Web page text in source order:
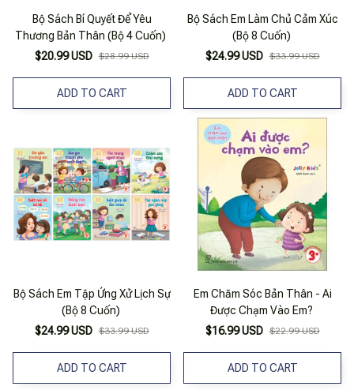
Bộ Sách Bí Quyết Để Yêu
Thương Bản Thân (Bộ 4 Cuốn)
$20.99 USD $28.99 USD
ADD TO CART
Bộ Sách Em Làm Chủ Cảm Xúc
(Bộ 8 Cuốn)
$24.99 USD $33.99 USD
ADD TO CART
Bộ Sách Em Tập Ứng Xử Lịch Sự
(Bộ 8 Cuốn)
$24.99 USD $33.99 USD
ADD TO CART
Em Chăm Sóc Bản Thân - Ai
Được Chạm Vào Em?
$16.99 USD $22.99 USD
ADD TO CART